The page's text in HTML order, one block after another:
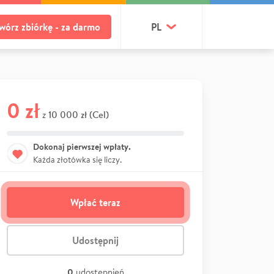
zbiórkę - za darmo PL
0 zł z 10 000 zł (Cel)
Dokonaj pierwszej wpłaty.
Każda złotówka się liczy.
Wpłać teraz
Udostępnij